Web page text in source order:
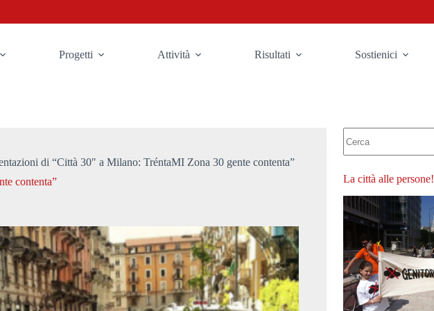
Progetti Attività Risultati Sostienici
di “Città 30″ a Milano: TréntaMI Zona 30 gente contenta”
contenta”
risultato
La città alle persone!